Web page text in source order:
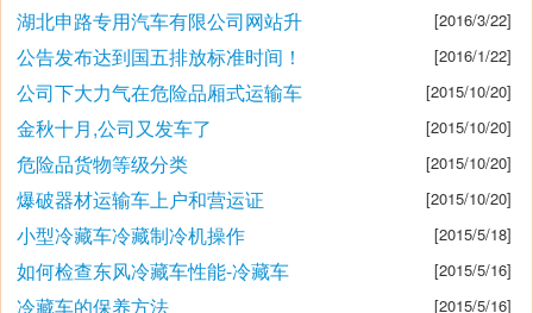
湖北申路专用汽车有限公司网站升 [2016/3/22]
公告发布达到国五排放标准时间！ [2016/1/22]
公司下大力气在危险品厢式运输车 [2015/10/20]
金秋十月,公司又发车了 [2015/10/20]
危险品货物等级分类 [2015/10/20]
爆破器材运输车上户和营运证 [2015/10/20]
小型冷藏车冷藏制冷机操作 [2015/5/18]
如何检查东风冷藏车性能-冷藏车 [2015/5/16]
冷藏车的保养方法 [2015/5/16]